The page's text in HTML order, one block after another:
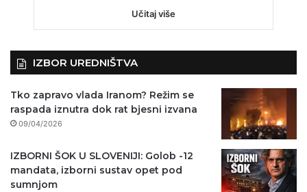
Učitaj više
IZBOR UREDNIŠTVA
Tko zapravo vlada Iranom? Režim se
raspada iznutra dok rat bjesni izvana
09/04/2026
IZBORNI ŠOK U SLOVENIJI: Golob -12
mandata, izborni sustav opet pod
sumnjom